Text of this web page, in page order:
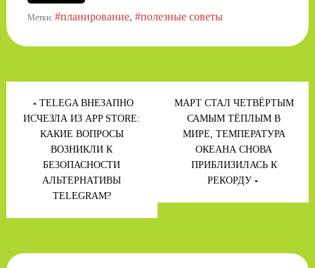
Метки: #планирование #полезные советы
Навигация
по
записям
TELEGA ВНЕЗАПНО
ИСЧЕЗЛА ИЗ APP STORE:
КАКИЕ ВОПРОСЫ
ВОЗНИКЛИ К
БЕЗОПАСНОСТИ
АЛЬТЕРНАТИВЫ
TELEGRAM?
МАРТ СТАЛ ЧЕТВЁРТЫМ
САМЫМ ТЁПЛЫМ В
МИРЕ, ТЕМПЕРАТУРА
ОКЕАНА СНОВА
ПРИБЛИЗИЛАСЬ К
РЕКОРДУ